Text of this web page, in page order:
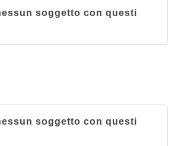
soggetto con questi
soggetto con questi